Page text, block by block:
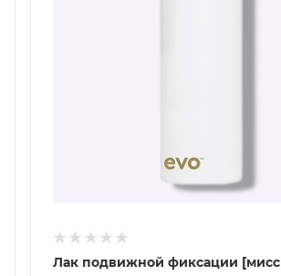
Лак подвижной фиксации [мисс